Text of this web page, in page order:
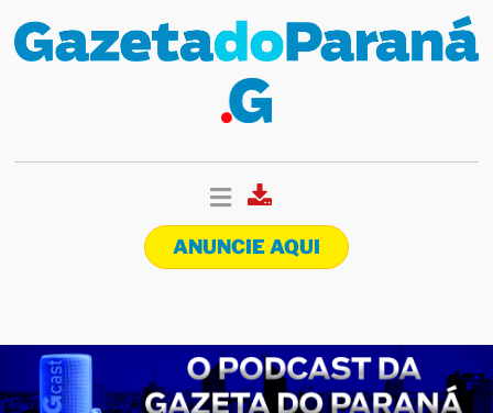
ANUNCIE AQUI